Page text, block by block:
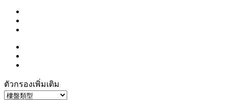
ตัวกรองเพิ่มเติม